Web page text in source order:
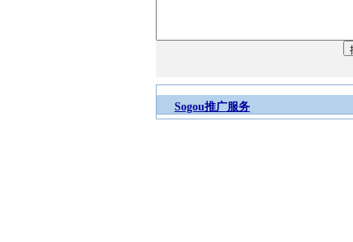
Sogou推广服务